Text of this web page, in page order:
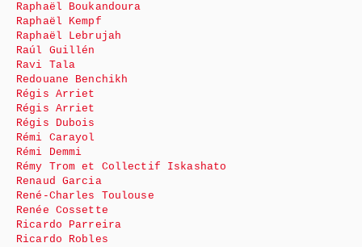
Raphaël Boukandoura
Raphaël Kempf
Raphaël Lebrujah
Raúl Guillén
Ravi Tala
Redouane Benchikh
Régis Arriet
Régis Arriet
Régis Dubois
Rémi Carayol
Rémi Demmi
Rémy Trom et Collectif Iskashato
Renaud Garcia
René-Charles Toulouse
Renée Cossette
Ricardo Parreira
Ricardo Robles